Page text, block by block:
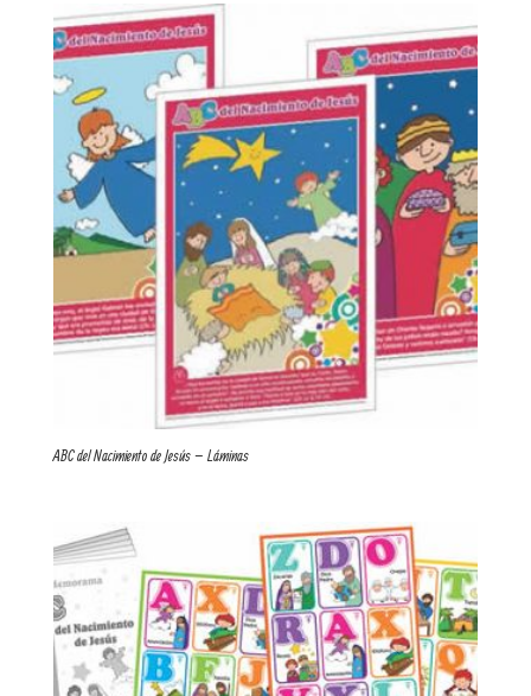
ABC del Nacimiento de Jesús – Láminas